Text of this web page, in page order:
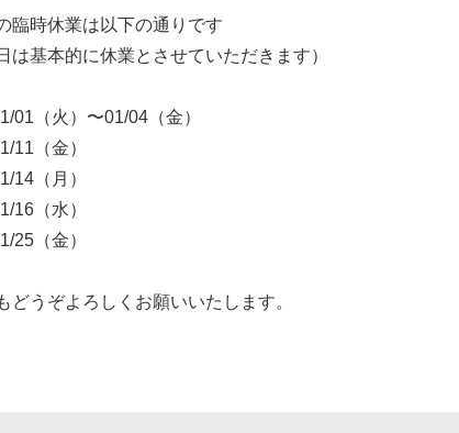
臨時休業は以下の通りです
は基本的に休業とさせていただきます）
01（火）〜01/04（金）
11（金）
14（月）
16（水）
25（金）
どうぞよろしくお願いいたします。